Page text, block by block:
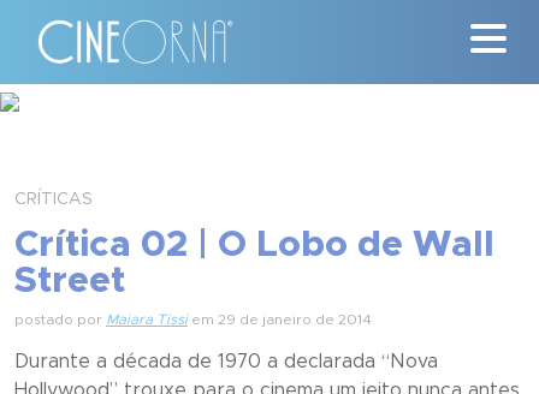
#ClássicosCineOrna
Nossa História
CRÍTICAS
Crítica 02 | O Lobo de Wall
Street
postado por Maiara Tissiem 29 de janeiro de 2014
Durante a década de 1970 a declarada “Nova